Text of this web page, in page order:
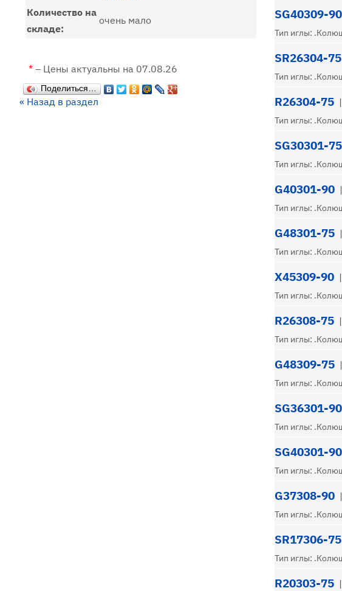
Количество на
складе:
очень мало
* – Цены актуальны на 07.08.26
Поделиться…
« Назад в раздел
SG40309-90
Тип иглы:
SR26304-75
Тип иглы:
R26304-75
Тип иглы:
SG30301-75
Тип иглы:
G40301-90
Тип иглы:
G48301-75
Тип иглы:
X45309-90
Тип иглы:
R26308-75
Тип иглы:
G48309-75
Тип иглы:
SG36301-90
Тип иглы:
SG40301-90
Тип иглы:
G37308-90
Тип иглы:
SR17306-75
Тип иглы:
R20303-75